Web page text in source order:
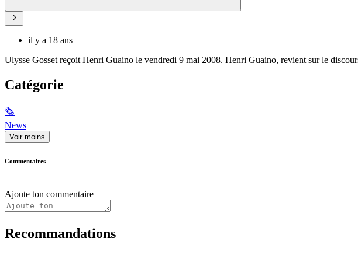
il y a 18 ans
Ulysse Gosset reçoit Henri Guaino le vendredi 9 mai 2008. Henri Guaino, revient sur le
Catégorie
🗞
News
Voir moins
Commentaires
Ajoute ton commentaire
Recommandations